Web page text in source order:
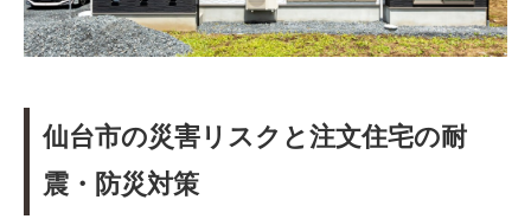
仙台市の災害リスクと注文住宅の耐
震・防災対策